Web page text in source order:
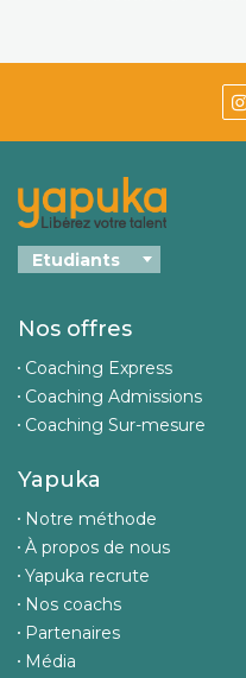
Nos offres
Coaching Express
Coaching Admissions
Coaching Sur-mesure
Yapuka
Notre méthode
À propos de nous
Yapuka recrute
Nos coachs
Partenaires
Média